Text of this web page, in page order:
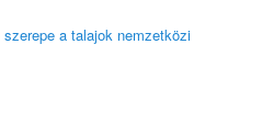
a talajok nemzetközi